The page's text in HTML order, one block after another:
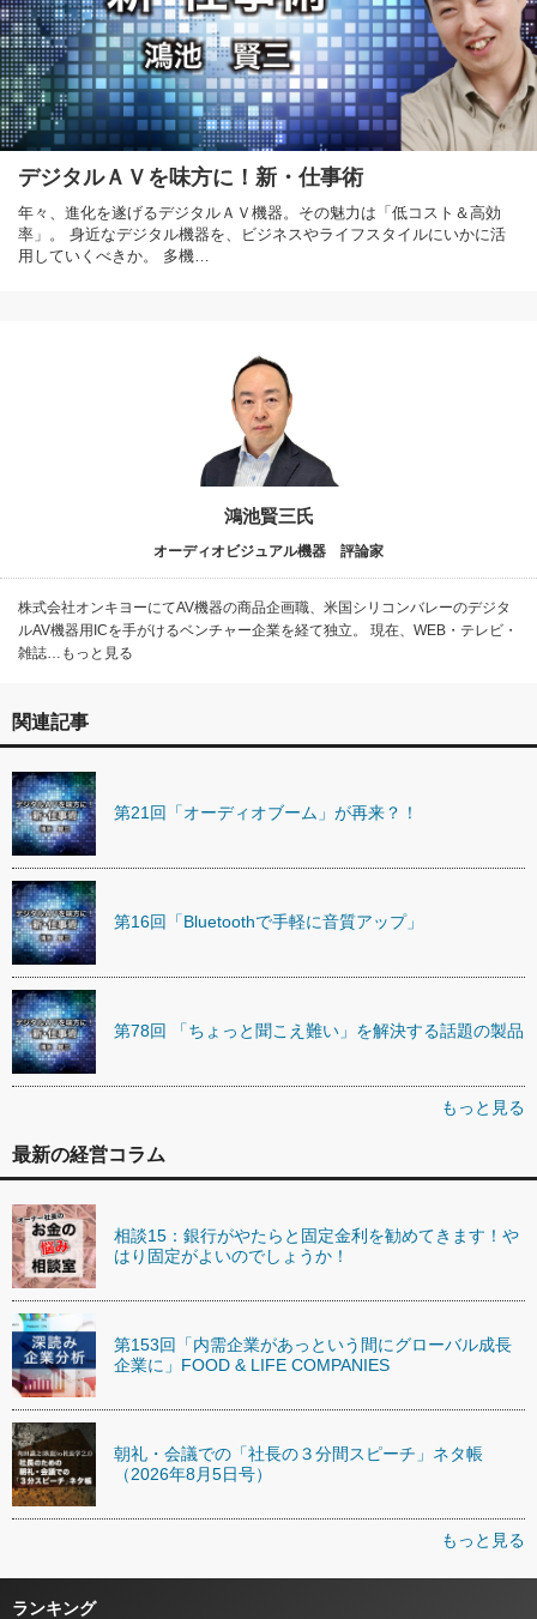
デジタルＡＶを味方に！新・仕事術
年々、進化を遂げるデジタルＡＶ機器。その魅力は「低コスト＆高効
率」。 身近なデジタル機器を、ビジネスやライフスタイルにいかに活
用していくべきか。 多機…
鴻池賢三氏
オーディオビジュアル機器 評論家
株式会社オンキヨーにてAV機器の商品企画職、米国シリコンバレーのデジタ
ルAV機器用ICを手がけるベンチャー企業を経て独立。 現在、WEB・テレビ・
雑誌…もっと見る
関連記事
第21回「オーディオブーム」が再来？！
第16回「Bluetoothで手軽に音質アップ」
第78回 「ちょっと聞こえ難い」を解決する話題の製品
もっと見る
最新の経営コラム
相談15：銀行がやたらと固定金利を勧めてきます！や
はり固定がよいのでしょうか！
第153回「内需企業があっという間にグローバル成長
企業に」FOOD & LIFE COMPANIES
朝礼・会議での「社長の３分間スピーチ」ネタ帳
（2026年8月5日号）
もっと見る
ランキング